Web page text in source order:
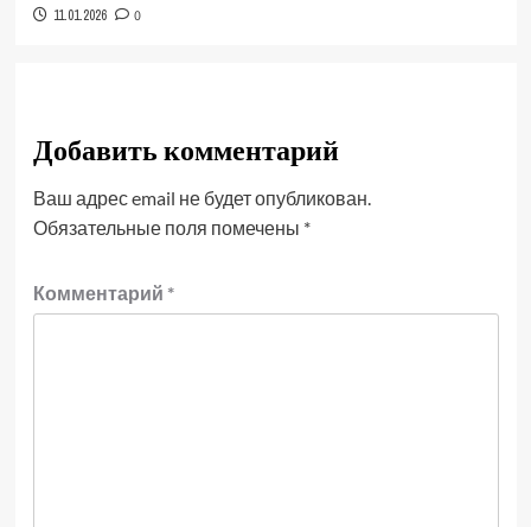
11.01.2026 0
Добавить комментарий
Ваш адрес email не будет опубликован.
Обязательные поля помечены *
Комментарий *